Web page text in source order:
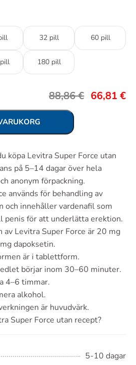
32 pill 60 pill
180 pill
88,86€ 66,81 €
köpa Levitra Super Force utan
på 5–14 dagar över hela
anonym förpackning.
används för behandling av
och innehåller vardenafil som
penis för att underlätta erektion.
av Levitra Super Force är 20 mg
dapoksetin.
är i tablettform.
börjar inom 30–60 minuter.
4–6 timmar.
alkohol.
är huvudvärk.
Super Force utan recept?
5-10 dagar